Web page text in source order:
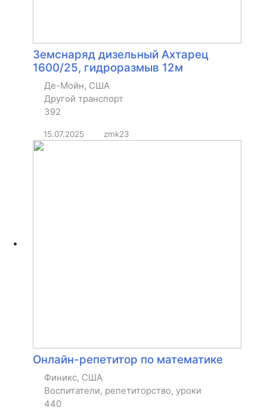
Земснаряд дизельный Ахтарец
1600/25, гидроразмыв 12м
Де-Мойн, США
Другой транспорт
392
15.07.2025 zmk23
Онлайн-репетитор по математике
Финикс, США
Воспитатели, репетиторство, уроки
440